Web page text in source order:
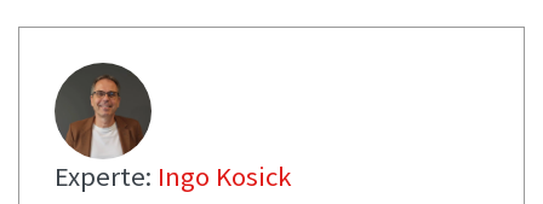
Experte: Ingo Kosick